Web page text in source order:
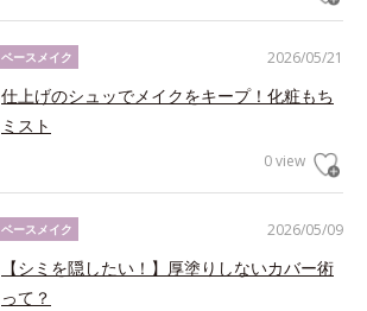
2026/05/21
ベースメイク
仕上げのシュッでメイクをキープ！化粧もち
ミスト
0 view
2026/05/09
ベースメイク
【シミを隠したい！】厚塗りしないカバー術
って？